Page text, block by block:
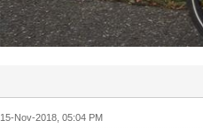
15-Nov-2018, 05:04 PM